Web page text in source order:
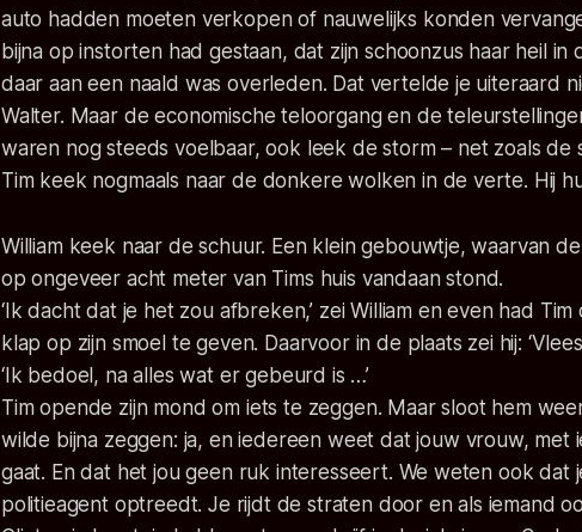
auto hadden moeten verkopen of nauwelijks konden
bijna op instorten had gestaan, dat zijn schoonzus haar heil
daar aan een naald was overleden. Dat vertelde je uiteraard
Walter. Maar de economische teloorgang en de
waren nog steeds voelbaar, ook leek de storm – net zoals
Tim keek nogmaals naar de donkere wolken in de verte. Hij
William keek naar de schuur. Een klein gebouwtje, waarvan
op ongeveer acht meter van Tims huis vandaan stond.
‘Ik dacht dat je het zou afbreken,’ zei William en even had
klap op zijn smoel te geven. Daarvoor in de plaats zei hij:
‘Ik bedoel, na alles wat er gebeurd is …’
Tim opende zijn mond om iets te zeggen. Maar sloot hem
wilde bijna zeggen: ja, en iedereen weet dat jouw vrouw, met
gaat. En dat het jou geen ruk interesseert. We weten ook dat
politieagent optreedt. Je rijdt de straten door en als iemand